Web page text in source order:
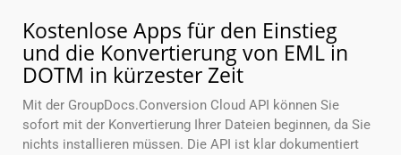
Kostenlose Apps für den Einstieg
und die Konvertierung von EML in
DOTM in kürzester Zeit
Mit der GroupDocs.Conversion Cloud API können Sie
sofort mit der Konvertierung Ihrer Dateien beginnen, da Sie
nichts installieren müssen. Die API ist klar dokumentiert